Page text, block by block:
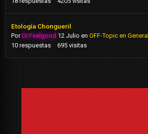
Etología Chongueril
PorDr.Feelgood 12 Julio en OFF-Topic en General
10 respuestas 695 visitas